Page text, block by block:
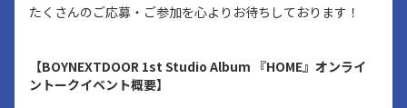
たくさんのご応募・ご参加を心よりお待ちしております！
【BOYNEXTDOOR 1st Studio Album 『HOME』オンライ
ントークイベント概要】